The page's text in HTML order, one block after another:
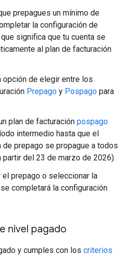
prepagues un mínimo de
la configuración de
significa que tu cuenta se
al plan de facturación
opción de elegir entre los
Prepago y Pospago para
plan de facturación pospago
intermedio hasta que el
prepago se propague a todos
partir del 23 de marzo de 2026).
prepago o seleccionar la
completará la configuración
nivel pagado
y cumples con los criterios